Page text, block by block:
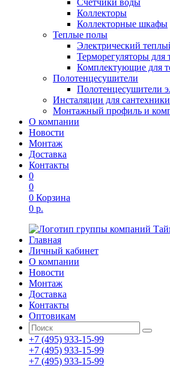
Счетчики воды
Коллекторы
Коллекторные шкафы
Теплые полы
Электрический
Терморегуляторы для
Комплектующие для
Полотенцесушители
Полотенцесушители
Инсталяции для сантехники
Монтажный профиль и
О компании
Новости
Монтаж
Доставка
Контакты
0
0
0 Корзина
0 р.
Главная
Личный кабинет
О компании
Новости
Монтаж
Доставка
Контакты
Оптовикам
+7 (495) 933-15-99
+7 (495) 933-15-99
+7 (495) 933-15-99